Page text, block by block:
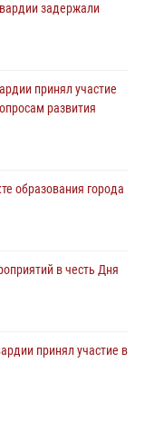
задержали
принял участие
развития
образования города
в честь Дня
принял участие в